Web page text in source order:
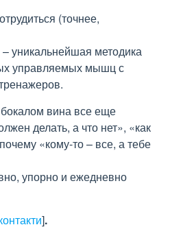
(точнее,
– уникальнейшая методика
управляемых мышц с
вина все еще
делать, а что нет», «как
«кому-то – все, а тебе
упорно и ежедневно
].